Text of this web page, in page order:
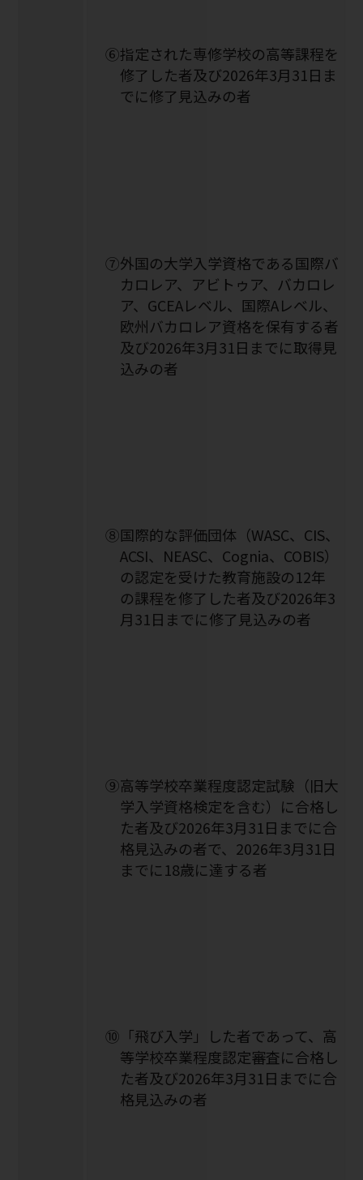
⑥指定された専修学校の高等課程を
修了した者及び2026年3月31日ま
でに修了見込みの者
⑦外国の大学入学資格である国際バ
カロレア、アビトゥア、バカロレ
ア、GCEAレベル、国際Aレベル、
欧州バカロレア資格を保有する者
及び2026年3月31日までに取得見
込みの者
⑧国際的な評価団体（WASC、CIS、
ACSI、NEASC、Cognia、COBIS）
の認定を受けた教育施設の12年
の課程を修了した者及び2026年3
月31日までに修了見込みの者
⑨高等学校卒業程度認定試験（旧大
学入学資格検定を含む）に合格し
た者及び2026年3月31日までに合
格見込みの者で、2026年3月31日
までに18歳に達する者
⑩「飛び入学」した者であって、高
等学校卒業程度認定審査に合格し
た者及び2026年3月31日までに合
格見込みの者